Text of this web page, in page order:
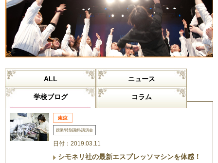
ALL ニュース
学校ブログ コラム
授業/特別講師/講演会
日付：2019.03.11
シモネリ社の最新エスプレッソマシンを体感！